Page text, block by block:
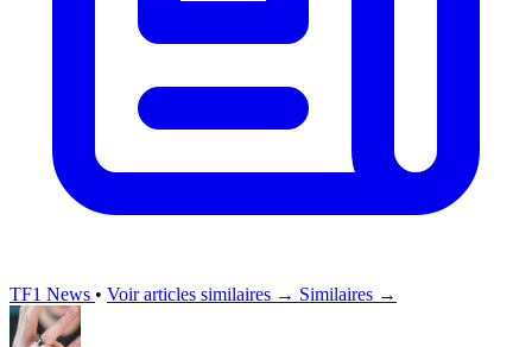
TF1 News • Voir articles similaires → Similaires →